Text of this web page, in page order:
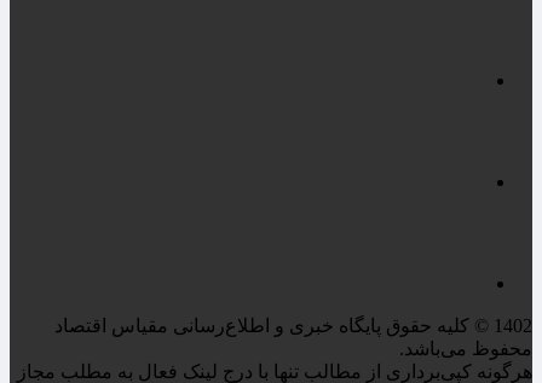
1402 © کلیه حقوق پایگاه خبری و اطلاع‌رسانی مقیاس اقتصاد
محفوظ می‌باشد.
هرگونه کپی‌برداری از مطالب تنها با درج لینک فعال به مطلب مجاز